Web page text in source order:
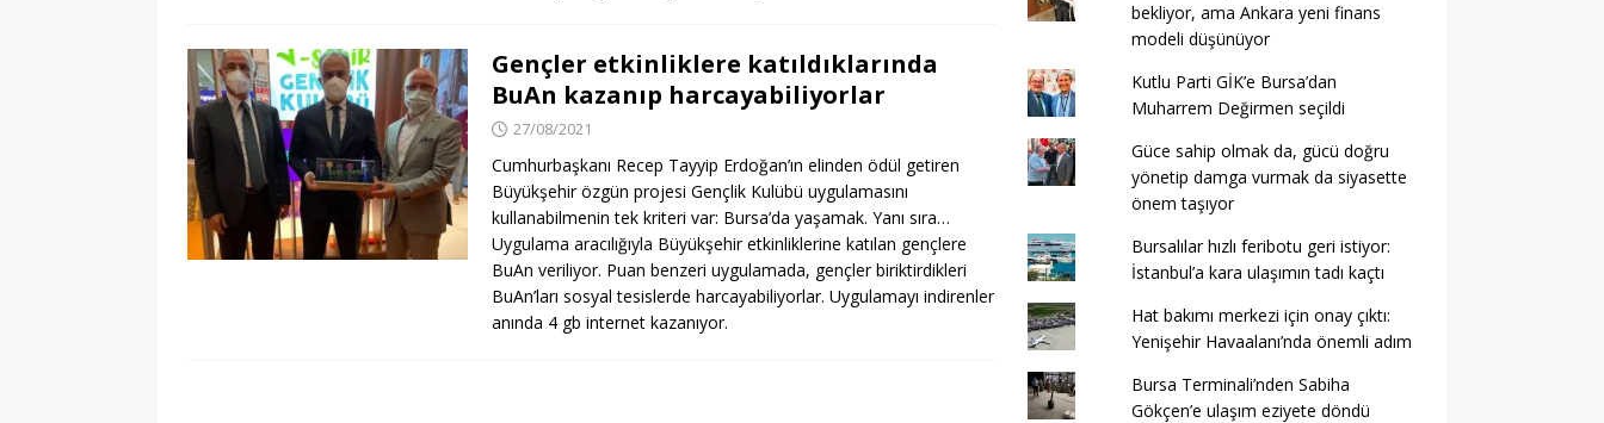
Gençler etkinliklere katıldıklarında
BuAn kazanıp harcayabiliyorlar
27/08/2021
Cumhurbaşkanı Recep Tayyip Erdoğan’ın elinden ödül getiren
Büyükşehir özgün projesi Gençlik Kulübü uygulamasını
kullanabilmenin tek kriteri var: Bursa’da yaşamak. Yanı sıra…
Uygulama aracılığıyla Büyükşehir etkinliklerine katılan gençlere
BuAn veriliyor. Puan benzeri uygulamada, gençler biriktirdikleri
BuAn’ları sosyal tesislerde harcayabiliyorlar. Uygulamayı indirenler
anında 4 gb internet kazanıyor.
bekliyor, ama Ankara yeni finans
modeli düşünüyor
Kutlu Parti GİK’e Bursa’dan
Muharrem Değirmen seçildi
Güce sahip olmak da, gücü doğru
yönetip damga vurmak da siyasette
önem taşıyor
Bursalılar hızlı feribotu geri istiyor:
İstanbul’a kara ulaşımın tadı kaçtı
Hat bakımı merkezi için onay çıktı:
Yenişehir Havaalanı’nda önemli adım
Bursa Terminali’nden Sabiha
Gökçen’e ulaşım eziyete döndü